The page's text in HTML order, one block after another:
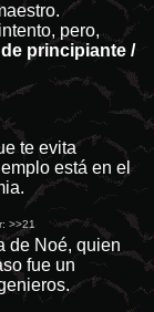
pero,
de principiante /
te evita
está en el
>>21
de Noé, quien
fue un